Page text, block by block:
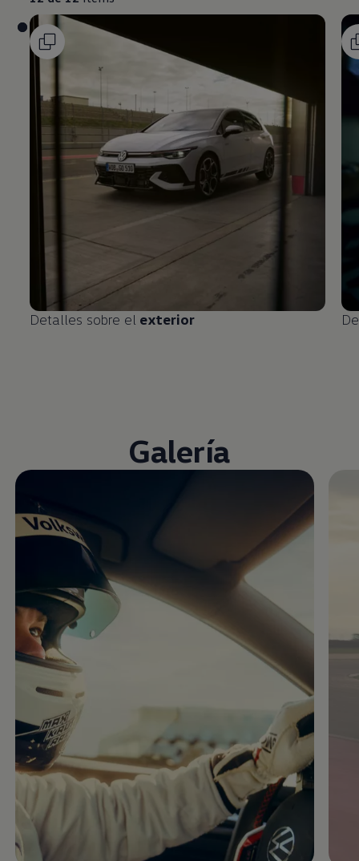
Detalles sobre el exterior
Galería
Enable fullscreen mode